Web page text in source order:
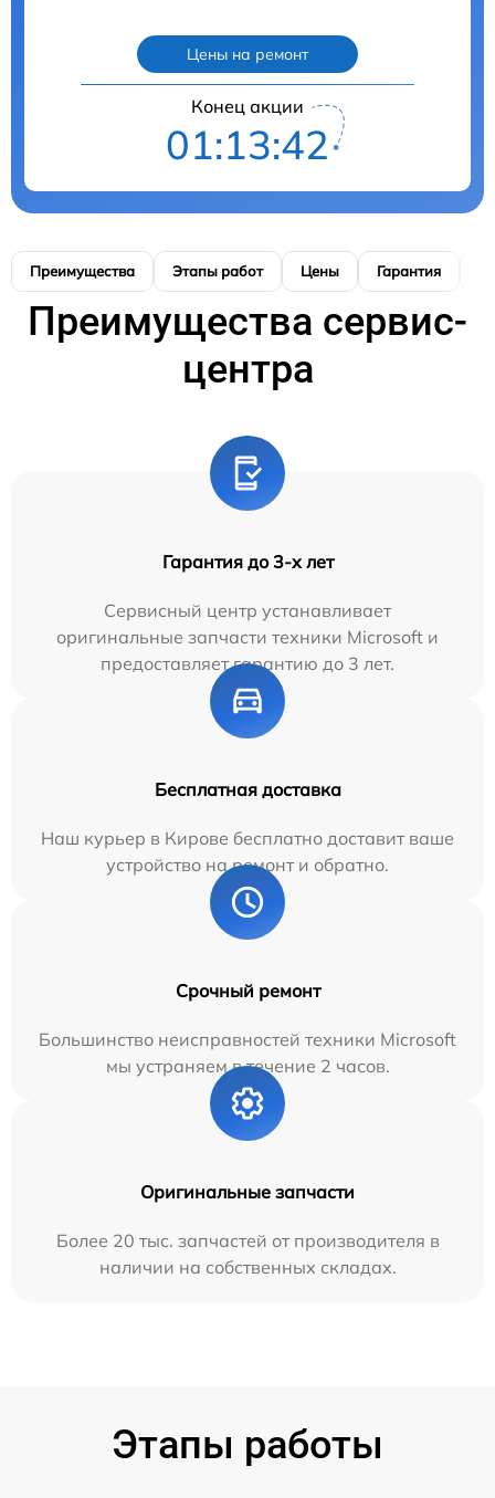
Цены на ремонт
Конец акции
01:13:41
Преимущества Этапы работ Цены Гарантия
Преимущества сервис-
центра
Гарантия до 3-х лет
Сервисный центр устанавливает
оригинальные запчасти техники Microsoft и
предоставляет гарантию до 3 лет.
Бесплатная доставка
Наш курьер в Кирове бесплатно доставит ваше
устройство на ремонт и обратно.
Срочный ремонт
Большинство неисправностей техники Microsoft
мы устраняем в течение 2 часов.
Оригинальные запчасти
Более 20 тыс. запчастей от производителя в
наличии на собственных складах.
Этапы работы